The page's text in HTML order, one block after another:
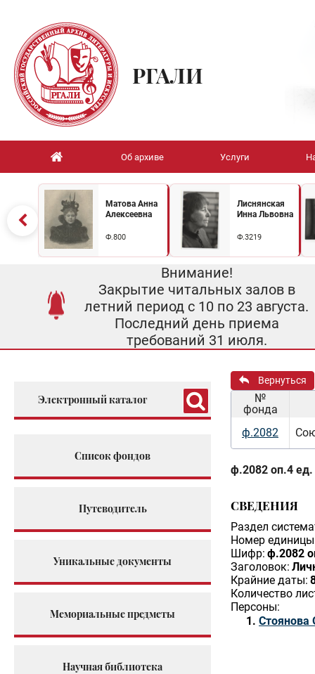
РГАЛИ
Об архиве Услуги
Матова Анна
Алексеевна
Ф.800
Лиснянская
Инна Львовна
Ф.3219
Внимание!
Закрытие читальных залов в
летний период с 10 по 23 августа.
Последний день приема
требований 31 июля.
Электронный каталог
Список фондов
Путеводитель
Уникальные документы
Мемориальные предметы
Научная библиотека
Вернуться
№
фонда
ф.2082
ф.2082 оп.4 ед.
СВЕДЕНИЯ
Раздел
Номер единицы
Шифр: ф.2082
Заголовок:
Крайние даты:
Количество
Персоны:
Стоянова